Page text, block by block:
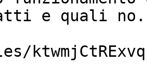
e quali no.